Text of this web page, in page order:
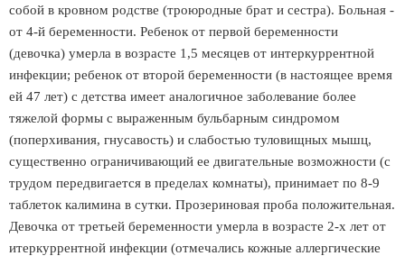
собой в кровном родстве (троюродные брат и сестра). Больная -
от 4-й беременности. Ребенок от первой беременности
(девочка) умерла в возрасте 1,5 месяцев от интеркуррентной
инфекции; ребенок от второй беременности (в настоящее время
ей 47 лет) с детства имеет аналогичное заболевание более
тяжелой формы с выраженным бульбарным синдромом
(поперхивания, гнусавость) и слабостью туловищных мышц,
существенно ограничивающий ее двигательные возможности (с
трудом передвигается в пределах комнаты), принимает по 8-9
таблеток калимина в сутки. Прозериновая проба положительная.
Девочка от третьей беременности умерла в возрасте 2-х лет от
итеркуррентной инфекции (отмечались кожные аллергические